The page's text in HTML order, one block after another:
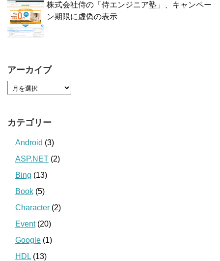
株式会社侍の「侍エンジニア塾」、キャンペー
ン期限に虚偽の表示
アーカイブ
カテゴリー
Android (3)
ASP.NET (2)
Bing (13)
Book (5)
Character (2)
Event(20)
Google (1)
HDL (13)